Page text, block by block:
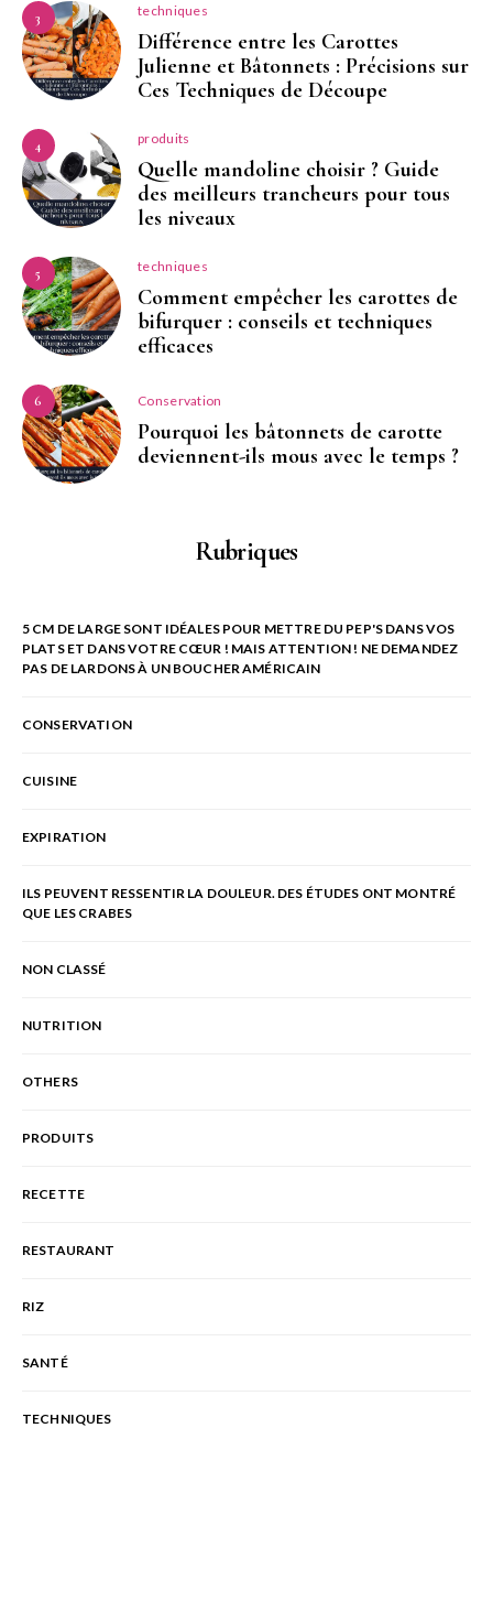
3 techniques
Différence entre les Carottes
Julienne et Bâtonnets : Précisions sur
Ces Techniques de Découpe
4 produits
Quelle mandoline choisir ? Guide
des meilleurs trancheurs pour tous
les niveaux
5 techniques
Comment empêcher les carottes de
bifurquer : conseils et techniques
efficaces
6 Conservation
Pourquoi les bâtonnets de carotte
deviennent-ils mous avec le temps ?
Rubriques
5 CM DE LARGE SONT IDÉALES POUR METTRE DU PEP'S DANS VOS
PLATS ET DANS VOTRE CŒUR ! MAIS ATTENTION ! NE DEMANDEZ
PAS DE LARDONS À UN BOUCHER AMÉRICAIN
CONSERVATION
CUISINE
EXPIRATION
ILS PEUVENT RESSENTIR LA DOULEUR. DES ÉTUDES ONT MONTRÉ
QUE LES CRABES
NON CLASSÉ
NUTRITION
OTHERS
PRODUITS
RECETTE
RESTAURANT
RIZ
SANTÉ
TECHNIQUES